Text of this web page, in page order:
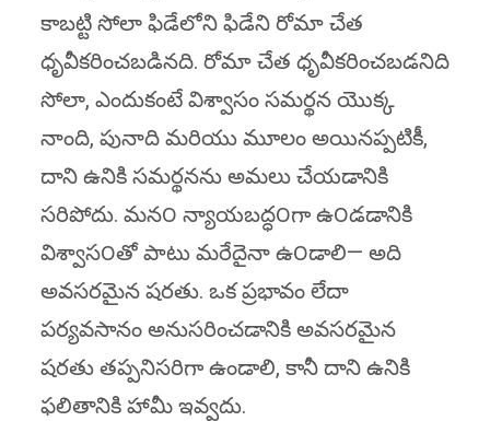
కాబట్టి సోలా ఫిడేలోని ఫిడేని రోమా చేత
ధృవీకరించబడినది. రోమా చేత ధృవీకరించబడనిది
సోలా, ఎందుకంటే విశ్వాసం సమర్థన యొక్క
నాంది, పునాది మరియు మూలం అయినప్పటికీ,
దాని ఉనికి సమర్థనను అమలు చేయడానికి
సరిపోదు. మన౦ న్యాయబద్ధ౦గా ఉ౦డడానికి
విశ్వాస౦తో పాటు మరేదైనా ఉ౦డాలి— అది
అవసరమైన షరతు. ఒక ప్రభావం లేదా
పర్యవసానం అనుసరించడానికి అవసరమైన
షరతు తప్పనిసరిగా ఉండాలి, కానీ దాని ఉనికి
ఫలితానికి హామీ ఇవ్వదు.